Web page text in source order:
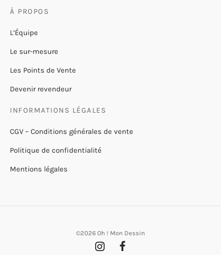
À PROPOS
L’Équipe
Le sur-mesure
Les Points de Vente
Devenir revendeur
INFORMATIONS LÉGALES
CGV – Conditions générales de vente
Politique de confidentialité
Mentions légales
©2026 Oh ! Mon Dessin